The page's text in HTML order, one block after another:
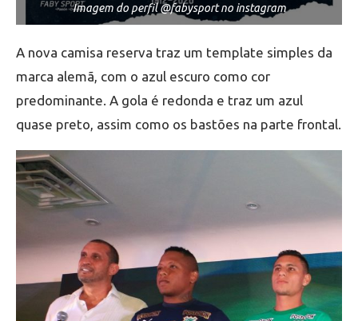
Imagem do perfil @fabysport no instagram
A nova camisa reserva traz um template simples da
marca alemã, com o azul escuro como cor
predominante. A gola é redonda e traz um azul
quase preto, assim como os bastões na parte frontal.